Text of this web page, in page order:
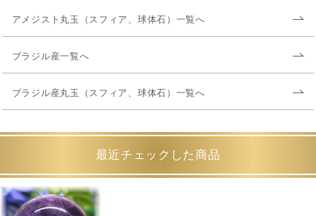
アメジスト丸玉（スフィア、球体石）一覧へ
ブラジル産一覧へ
ブラジル産丸玉（スフィア、球体石）一覧へ
最近チェックした商品